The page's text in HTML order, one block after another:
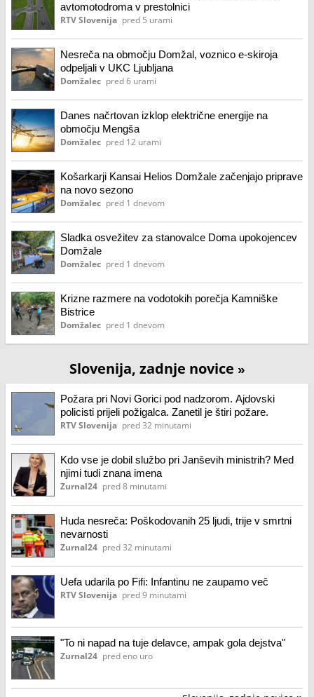
avtomotodroma v prestolnici
RTV Slovenija pred 5 urami
Nesreča na območju Domžal, voznico e-skiroja
odpeljali v UKC Ljubljana
Domžalec pred 6 urami
Danes načrtovan izklop električne energije na
območju Mengša
Domžalec pred 12 urami
Košarkarji Kansai Helios Domžale začenjajo priprave
na novo sezono
Domžalec pred 1 dnevom
Sladka osvežitev za stanovalce Doma upokojencev
Domžale
Domžalec pred 1 dnevom
Krizne razmere na vodotokih porečja Kamniške
Bistrice
Domžalec pred 1 dnevom
Slovenija, zadnje novice »
Požara pri Novi Gorici pod nadzorom. Ajdovski
policisti prijeli požigalca. Zanetil je štiri požare.
RTV Slovenija pred 32 minutami
Kdo vse je dobil službo pri Janševih ministrih? Med
njimi tudi znana imena
Zurnal24 pred 8 minutami
Huda nesreča: Poškodovanih 25 ljudi, trije v smrtni
nevarnosti
Zurnal24 pred 32 minutami
Uefa udarila po Fifi: Infantinu ne zaupamo več
RTV Slovenija pred 9 minutami
"To ni napad na tuje delavce, ampak gola dejstva"
Zurnal24 pred eno uro